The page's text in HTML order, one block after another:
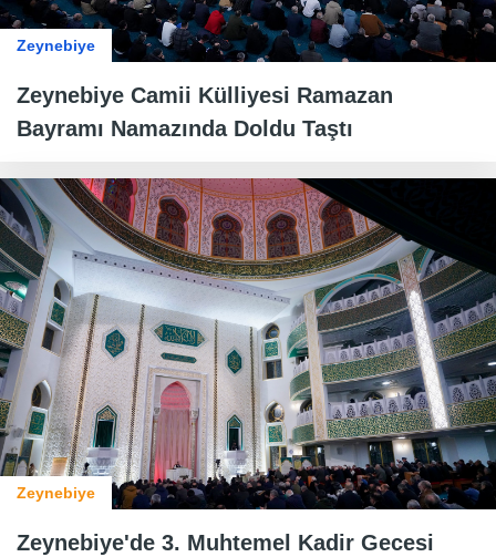
Zeynebiye
Zeynebiye Camii Külliyesi Ramazan
Bayramı Namazında Doldu Taştı
Zeynebiye
Zeynebiye'de 3. Muhtemel Kadir Gecesi